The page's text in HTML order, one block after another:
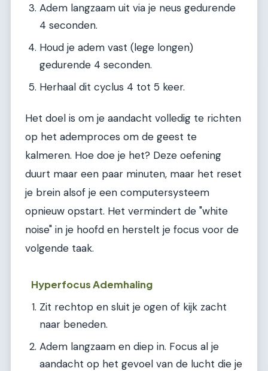
Adem langzaam uit via je neus gedurende
4 seconden.
Houd je adem vast (lege longen)
gedurende 4 seconden.
Herhaal dit cyclus 4 tot 5 keer.
Het doel is om je aandacht volledig te richten
op het ademproces om de geest te
kalmeren. Hoe doe je het? Deze oefening
duurt maar een paar minuten, maar het reset
je brein alsof je een computersysteem
opnieuw opstart. Het vermindert de "white
noise" in je hoofd en herstelt je focus voor de
volgende taak.
Hyperfocus Ademhaling
Zit rechtop en sluit je ogen of kijk zacht
naar beneden.
Adem langzaam en diep in. Focus al je
aandacht op het gevoel van de lucht die je